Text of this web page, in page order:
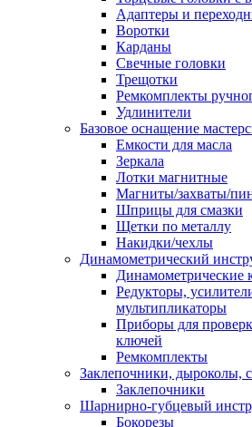
Адаптеры и
Воротки
Карданы
Свечные головки
Трещотки
Ремкомплекты
Удлинители
Базовое оснащение
Емкости для масла
Зеркала
Лотки магнитные
Магниты/захваты/
Шприцы для смазки
Щетки по металлу
Накидки/чехлы
Динамометрический
Динамометрические
Редукторы,
мультипликаторы
Приборы для
ключей
Ремкомплекты
Заклепочники, дыроколы,
Заклепочники
Шарнирно-губцевый
Бокорезы